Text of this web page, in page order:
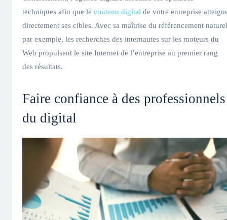
techniques afin que le contenu digital de votre entreprise
directement ses cibles. Avec sa maîtrise du référencement naturel
par exemple, les recherches des internautes sur les moteurs du
Web propulsent le site Internet de l’entreprise au premier rang
des résultats.
Faire confiance à des professionnels
du digital